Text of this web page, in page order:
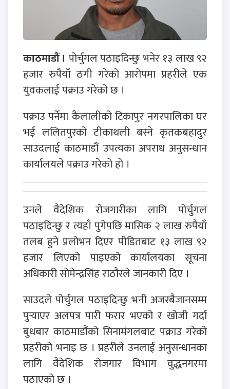
काठमाडौं । पोर्चुगल पठाइदिन्छु भनेर १३ लाख ९२
हजार रुपैयाँ ठगी गरेको आरोपमा प्रहरीले एक
युवकलाई पक्राउ गरेको छ ।
पक्राउ पर्नेमा कैलालीको टिकापुर नगरपालिका घर
भई ललितपुरको टीकाथली बस्ने कृतकबहादुर
साउदलाई काठमाडौं उपत्यका अपराध अनुसन्धान
कार्यालयले पक्राउ गरेको हो ।
उनले वैदेशिक रोजगारीका लागि पोर्चुगल
पठाइदिन्छु र त्यहाँ पुगेपछि मासिक २ लाख रुपैयाँ
तलब हुने प्रलोभन दिएर पीडितबाट १३ लाख ९२
हजार लिएको पाइएको कार्यालयका सूचना
अधिकारी सोमेन्द्रसिंह राठौरले जानकारी दिए ।
साउदले पोर्चुगल पठाइदिन्छु भनी अजरबैजानसम्म
पुर्‍याएर अलपत्र पारी फरार भएको र खोजी गर्दा
बुधबार काठमाडौंको सिनामंगलबाट पक्राउ गरेको
प्रहरीको भनाइ छ । प्रहरीले उनलाई अनुसन्धानका
लागि वैदेशिक रोजगार विभाग वुद्धनगरमा
पठाएको छ ।